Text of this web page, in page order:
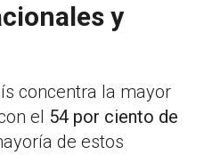
y
concentra la mayor
el 54 por ciento de
de estos